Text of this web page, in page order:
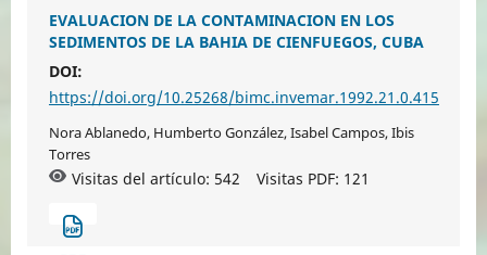
EVALUACION DE LA CONTAMINACION EN LOS
SEDIMENTOS DE LA BAHIA DE CIENFUEGOS, CUBA
DOI:
https://doi.org/10.25268/bimc.invemar.1992.21.0.415
Nora Ablanedo, Humberto González, Isabel Campos, Ibis
Torres
Visitas del artículo: 542 Visitas PDF: 121